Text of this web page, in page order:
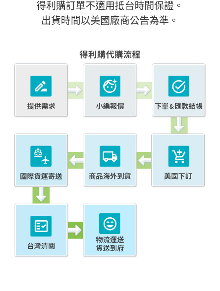
得利購訂單不適用抵台時間保證。
出貨時間以美國廠商公告為準。